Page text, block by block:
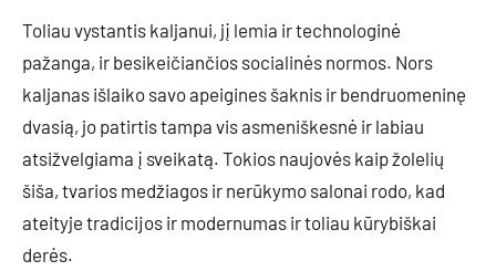
Toliau vystantis kaljanui, jį lemia ir technologinė
pažanga, ir besikeičiančios socialinės normos. Nors
kaljanas išlaiko savo apeigines šaknis ir bendruomeninę
dvasią, jo patirtis tampa vis asmeniškesnė ir labiau
atsižvelgiama į sveikatą. Tokios naujovės kaip žolelių
šiša, tvarios medžiagos ir nerūkymo salonai rodo, kad
ateityje tradicijos ir modernumas ir toliau kūrybiškai
derės.